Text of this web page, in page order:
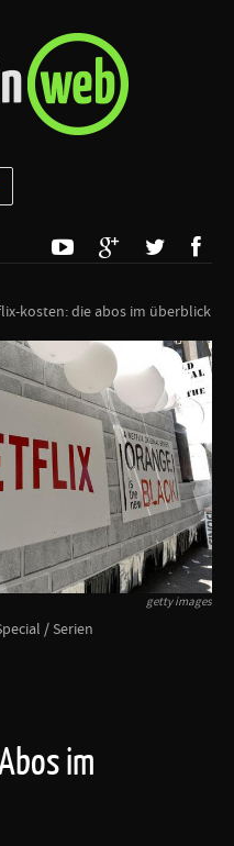
kosten: die abos im überblick
getty images
/ Serien
im